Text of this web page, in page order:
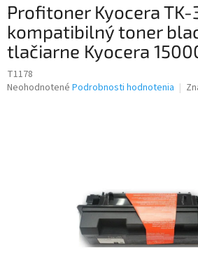
Profitoner Kyocera
kompatibilný toner
tlačiarne Kyocera
T1178
Priemerné
Neohodnotené Podrobnosti hodnotenia